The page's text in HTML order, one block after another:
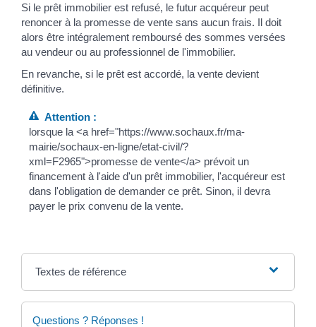
Si le prêt immobilier est refusé, le futur acquéreur peut
renoncer à la promesse de vente sans aucun frais. Il doit
alors être intégralement remboursé des sommes versées
au vendeur ou au professionnel de l'immobilier.
En revanche, si le prêt est accordé, la vente devient
définitive.
Attention :
lorsque la <a href="https://www.sochaux.fr/ma-
mairie/sochaux-en-ligne/etat-civil/?
xml=F2965">promesse de vente</a> prévoit un
financement à l'aide d'un prêt immobilier, l'acquéreur est
dans l'obligation de demander ce prêt. Sinon, il devra
payer le prix convenu de la vente.
Textes de référence
Questions ? Réponses !